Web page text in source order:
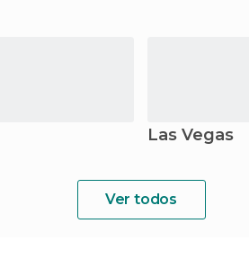
Las Vegas
Ver todos